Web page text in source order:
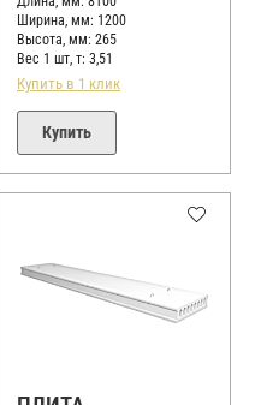
Ширина, мм: 1200
Высота, мм: 265
Вес 1 шт, т: 3,51
Купить в 1 клик
Купить